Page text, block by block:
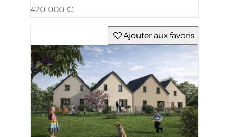
420 000 €
Ajouter aux favoris